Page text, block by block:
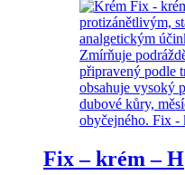
Fix – krém – H